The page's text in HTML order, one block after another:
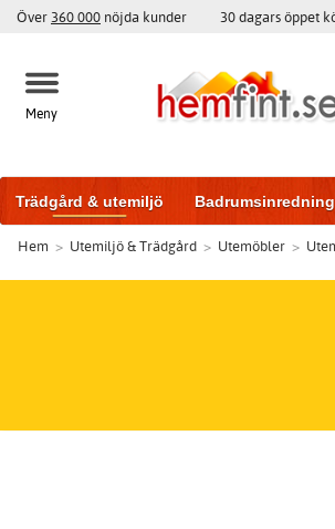
Över 360 000 nöjda kunder 30 dagars öppet
Meny
Trädgård & utemiljö Badrumsinredning
Badrumsmöbler Träningsutrustning
Hem > Utemiljö & Trädgård > Utemöbler >